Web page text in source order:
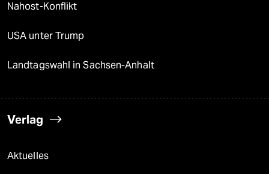
Nahost-Konflikt
USA unter Trump
Landtagswahl in Sachsen-Anhalt
Verlag
Aktuelles